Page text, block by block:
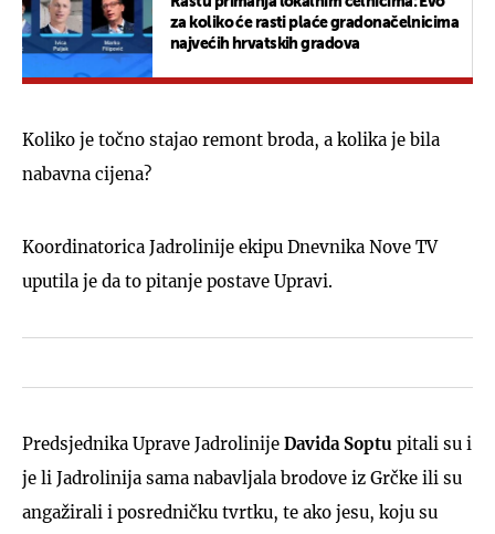
za koliko će rasti plaće gradonačelnicima
najvećih hrvatskih gradova
Koliko je točno stajao remont broda, a kolika je bila
nabavna cijena?
Koordinatorica Jadrolinije ekipu Dnevnika Nove TV
uputila je da to pitanje postave Upravi.
Predsjednika Uprave Jadrolinije Davida Soptu pitali su i
je li Jadrolinija sama nabavljala brodove iz Grčke ili su
angažirali i posredničku tvrtku, te ako jesu, koju su